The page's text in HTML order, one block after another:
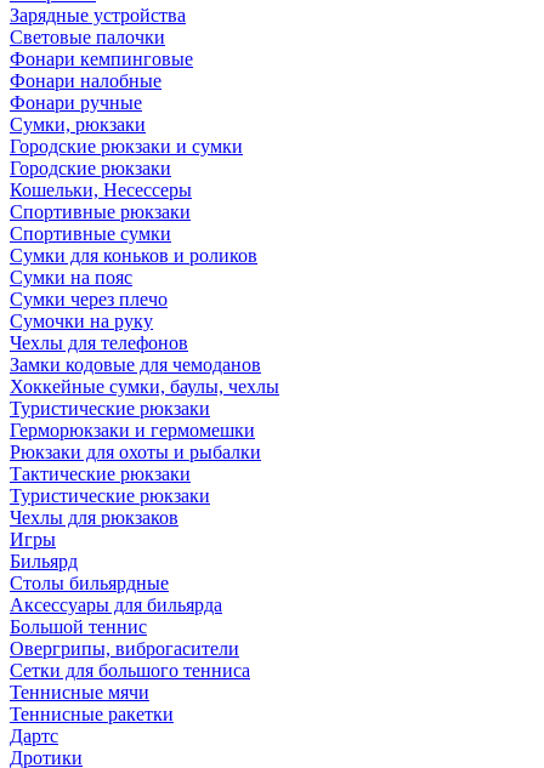
Зарядные устройства
Световые палочки
Фонари кемпинговые
Фонари налобные
Фонари ручные
Сумки, рюкзаки
Городские рюкзаки и сумки
Городские рюкзаки
Кошельки, Несессеры
Спортивные рюкзаки
Спортивные сумки
Сумки для коньков и роликов
Сумки на пояс
Сумки через плечо
Сумочки на руку
Чехлы для телефонов
Замки кодовые для чемоданов
Хоккейные сумки, баулы, чехлы
Туристические рюкзаки
Герморюкзаки и гермомешки
Рюкзаки для охоты и рыбалки
Тактические рюкзаки
Туристические рюкзаки
Чехлы для рюкзаков
Игры
Бильярд
Столы бильярдные
Аксессуары для бильярда
Большой теннис
Овергрипы, виброгасители
Сетки для большого тенниса
Теннисные мячи
Теннисные ракетки
Дартс
Дротики